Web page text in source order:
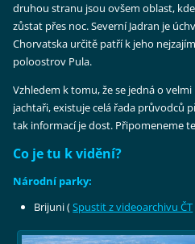
druhou stranu jsou ovšem oblast,
zůstat přes noc. Severní Jadran je
Chorvatska určitě patří k jeho
poloostrov Pula.
Vzhledem k tomu, že se jedná o
jachtaři, existuje celá řada průvodců
tak informací je dost. Připomeneme
Co je tu k vidění?
Národní parky:
Brijuni (Spustit z videoarchivu ČT